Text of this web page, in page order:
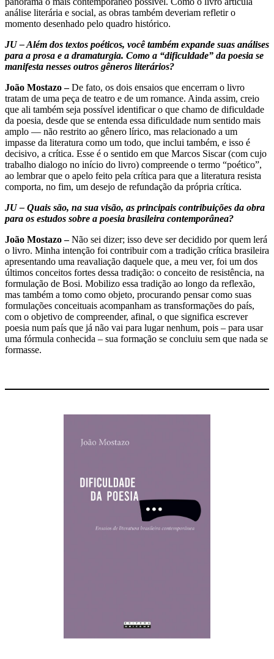
análise literária e social, as obras também deveriam refletir o
momento desenhado pelo quadro histórico.
JU – Além dos textos poéticos, você também expande suas análises
para a prosa e a dramaturgia. Como a “dificuldade” da poesia se
manifesta nesses outros gêneros literários?
João Mostazo –De fato, os dois ensaios que encerram o livro
tratam de uma peça de teatro e de um romance. Ainda assim, creio
que ali também seja possível identificar o que chamo de dificuldade
da poesia, desde que se entenda essa dificuldade num sentido mais
amplo — não restrito ao gênero lírico, mas relacionado a um
impasse da literatura como um todo, que inclui também, e isso é
decisivo, a crítica. Esse é o sentido em que Marcos Siscar (com cujo
trabalho dialogo no início do livro) compreende o termo “poético”,
ao lembrar que o apelo feito pela crítica para que a literatura resista
comporta, no fim, um desejo de refundação da própria crítica.
JU – Quais são, na sua visão, as principais contribuições da obra
para os estudos sobre a poesia brasileira contemporânea?
João Mostazo –Não sei dizer; isso deve ser decidido por quem lerá
o livro. Minha intenção foi contribuir com a tradição crítica brasileira
apresentando uma reavaliação daquele que, a meu ver, foi um dos
últimos conceitos fortes dessa tradição: o conceito de resistência, na
formulação de Bosi. Mobilizo essa tradição ao longo da reflexão,
mas também a tomo como objeto, procurando pensar como suas
formulações conceituais acompanham as transformações do país,
com o objetivo de compreender, afinal, o que significa escrever
poesia num país que já não vai para lugar nenhum, pois – para usar
uma fórmula conhecida – sua formação se concluiu sem que nada se
formasse.